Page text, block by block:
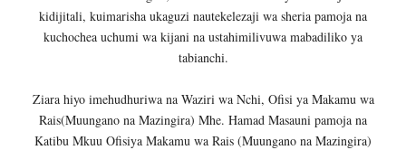
kidijitali, kuimarisha ukaguzi nautekelezaji wa sheria pamoja na
kuchochea uchumi wa kijani na ustahimilivuwa mabadiliko ya
tabianchi.
Ziara hiyo imehudhuriwa na Waziri wa Nchi, Ofisi ya Makamu wa
Rais(Muungano na Mazingira) Mhe. Hamad Masauni pamoja na
Katibu Mkuu Ofisiya Makamu wa Rais (Muungano na Mazingira)